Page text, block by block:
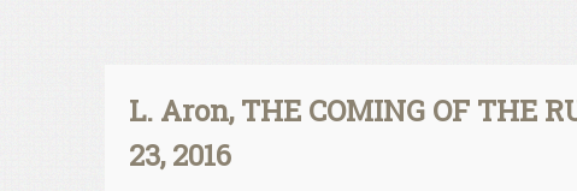
L. Aron, THE COMING OF THE
23, 2016